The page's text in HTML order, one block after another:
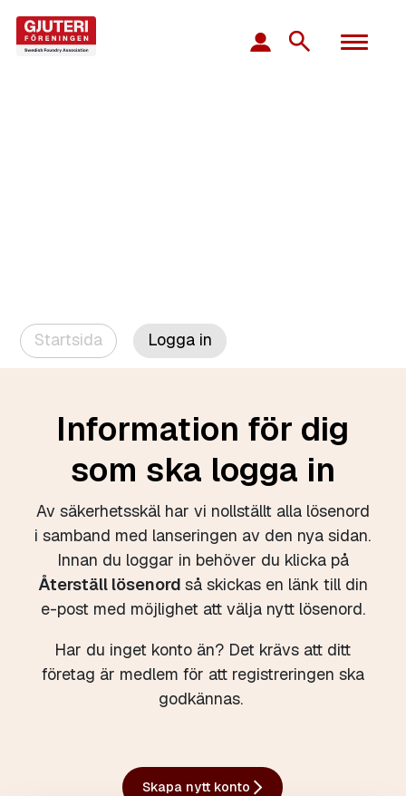
Startsida Logga in
Information för dig
som ska logga in
Av säkerhetsskäl har vi nollställt alla lösenord
i samband med lanseringen av den nya sidan.
Innan du loggar in behöver du klicka på
Återställ lösenord så skickas en länk till din
e-post med möjlighet att välja nytt lösenord.
Har du inget konto än? Det krävs att ditt
företag är medlem för att registreringen ska
godkännas.
Skapa nytt konto